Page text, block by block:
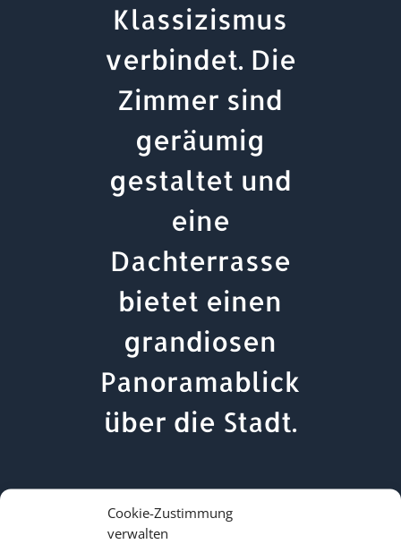
Cookie-Zustimmung
verwalten
Klassizismus
verbindet. Die
Zimmer sind
geräumig
gestaltet und
eine
Dachterrasse
bietet einen
grandiosen
Panoramablick
über die Stadt.